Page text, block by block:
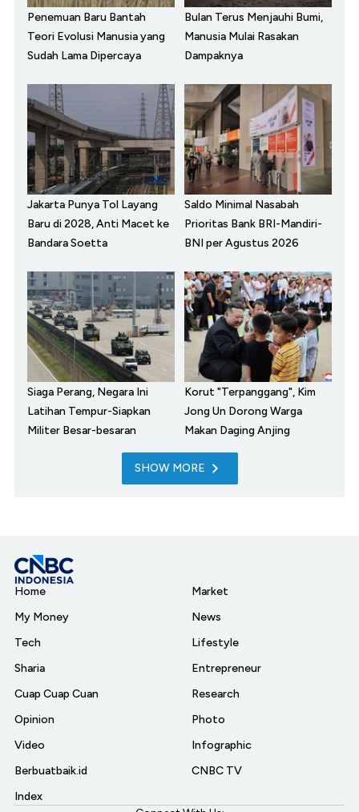
Penemuan Baru Bantah
Teori Evolusi Manusia yang
Sudah Lama Dipercaya
Bulan Terus Menjauhi Bumi,
Manusia Mulai Rasakan
Dampaknya
Jakarta Punya Tol Layang
Baru di 2028, Anti Macet ke
Bandara Soetta
Saldo Minimal Nasabah
Prioritas Bank BRI-Mandiri-
BNI per Agustus 2026
Siaga Perang, Negara Ini
Latihan Tempur-Siapkan
Militer Besar-besaran
Korut "Terpanggang", Kim
Jong Un Dorong Warga
Makan Daging Anjing
SHOW MORE
Home
My Money
Tech
Sharia
Cuap Cuap Cuan
Opinion
Video
Berbuatbaik.id
Index
Market
News
Lifestyle
Entrepreneur
Research
Photo
Infographic
CNBC TV